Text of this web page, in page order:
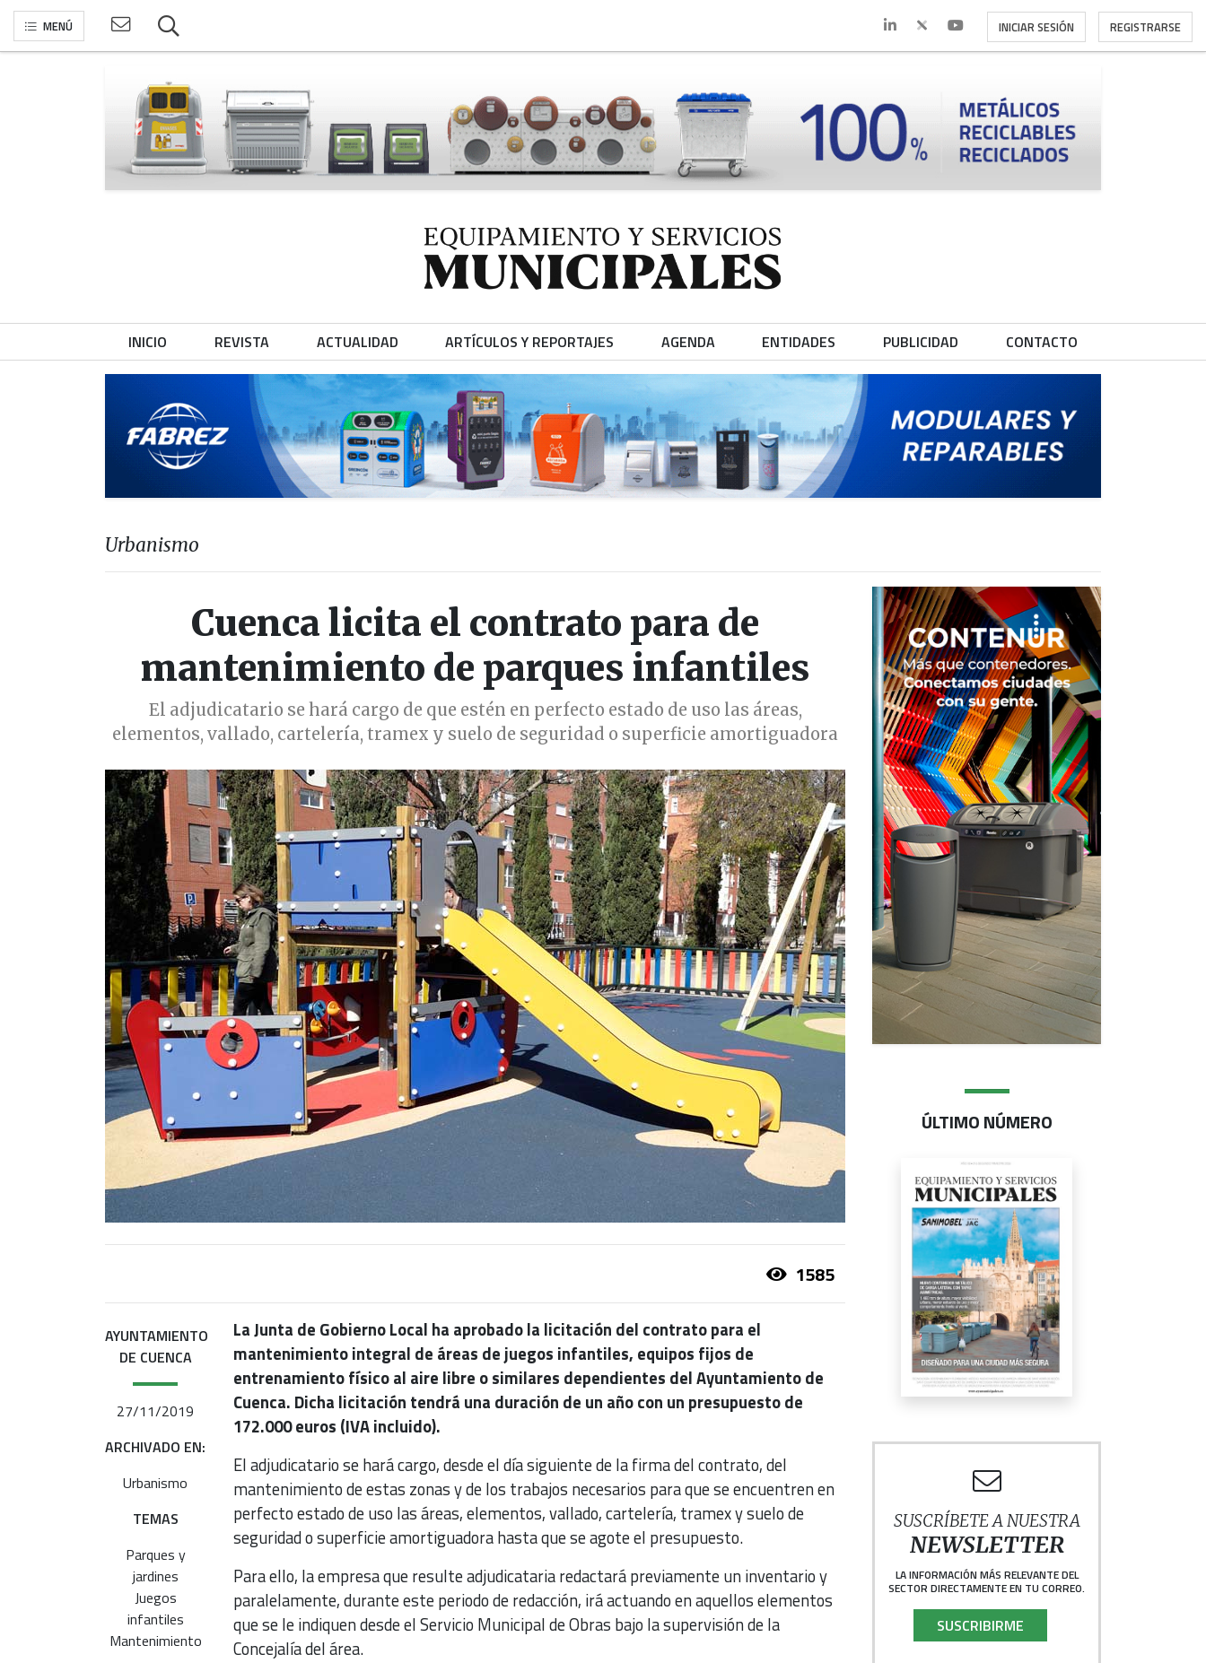
MENÚ INICIAR SESIÓN REGISTRARSE
INICIO REVISTA ACTUALIDAD ARTÍCULOS Y REPORTAJES AGENDA ENTIDADES PUBLICIDAD CONTACTO
Urbanismo
Cuenca licita el contrato para de
mantenimiento de parques infantiles
El adjudicatario se hará cargo de que estén en perfecto estado de uso las áreas,
elementos, vallado, cartelería, tramex y suelo de seguridad o superficie amortiguadora
1585
AYUNTAMIENTO
DE CUENCA
27/11/2019
ARCHIVADO EN:
Urbanismo
TEMAS
Parques y
jardines
Juegos
infantiles
Mantenimiento
La Junta de Gobierno Local ha aprobado la licitación del contrato para el
mantenimiento integral de áreas de juegos infantiles, equipos fijos de
entrenamiento físico al aire libre o similares dependientes del Ayuntamiento de
Cuenca. Dicha licitación tendrá una duración de un año con un presupuesto de
172.000 euros (IVA incluido).
El adjudicatario se hará cargo, desde el día siguiente de la firma del contrato, del
mantenimiento de estas zonas y de los trabajos necesarios para que se encuentren en
perfecto estado de uso las áreas, elementos, vallado, cartelería, tramex y suelo de
seguridad o superficie amortiguadora hasta que se agote el presupuesto.
Para ello, la empresa que resulte adjudicataria redactará previamente un inventario y
paralelamente, durante este periodo de redacción, irá actuando en aquellos elementos
que se le indiquen desde el Servicio Municipal de Obras bajo la supervisión de la
Concejalía del área.
ÚLTIMO NÚMERO
SUSCRÍBETE A NUESTRA
NEWSLETTER
LA INFORMACIÓN MÁS RELEVANTE DEL
SECTOR DIRECTAMENTE EN TU CORREO.
SUSCRIBIRME